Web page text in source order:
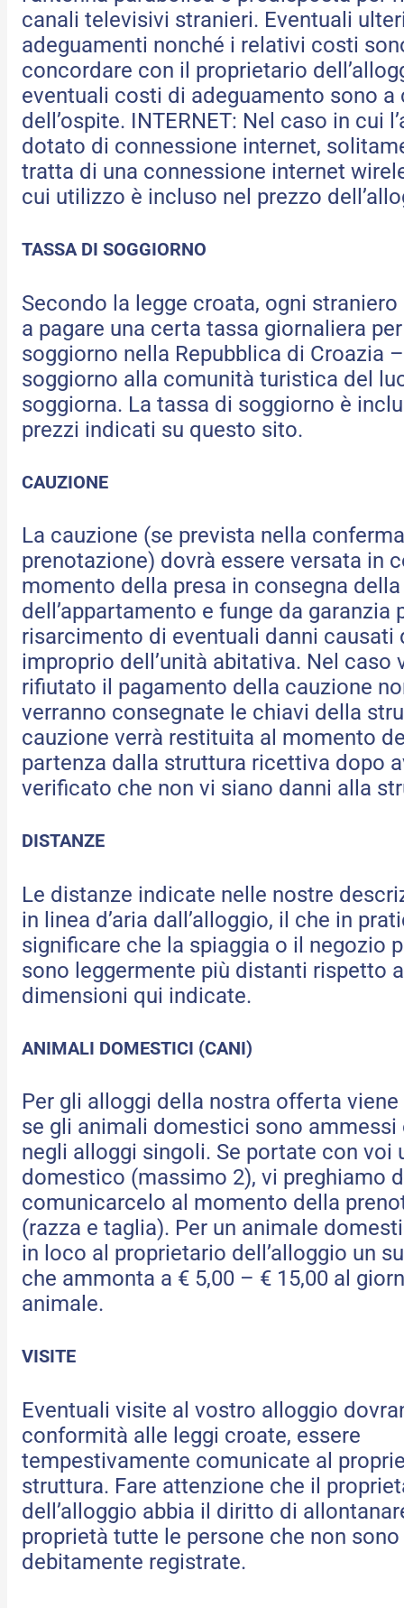
canali televisivi stranieri. Eventuali
adeguamenti nonché i relativi costi
concordare con il proprietario
eventuali costi di adeguamento sono a
dell’ospite. INTERNET: Nel caso in cui
dotato di connessione internet,
tratta di una connessione internet
cui utilizzo è incluso nel prezzo
TASSA DI SOGGIORNO
Secondo la legge croata, ogni
a pagare una certa tassa giornaliera
soggiorno nella Repubblica di Croazia
soggiorno alla comunità turistica del
soggiorna. La tassa di soggiorno è
prezzi indicati su questo sito.
CAUZIONE
La cauzione (se prevista nella
prenotazione) dovrà essere versata in
momento della presa in consegna
dell’appartamento e funge da garanzia
risarcimento di eventuali danni causati
improprio dell’unità abitativa. Nel caso
rifiutato il pagamento della cauzione
verranno consegnate le chiavi della
cauzione verrà restituita al momento
partenza dalla struttura ricettiva dopo
verificato che non vi siano danni alla
DISTANZE
Le distanze indicate nelle nostre
in linea d’aria dall’alloggio, il che in
significare che la spiaggia o il negozio
sono leggermente più distanti rispetto
dimensioni qui indicate.
ANIMALI DOMESTICI (CANI)
Per gli alloggi della nostra offerta
se gli animali domestici sono ammessi
negli alloggi singoli. Se portate con voi
domestico (massimo 2), vi preghiamo
comunicarcelo al momento della
(razza e taglia). Per un animale
in loco al proprietario dell’alloggio un
che ammonta a € 5,00 – € 15,00 al
animale.
VISITE
Eventuali visite al vostro alloggio
conformità alle leggi croate, essere
tempestivamente comunicate al
struttura. Fare attenzione che il
dell’alloggio abbia il diritto di
proprietà tutte le persone che non
debitamente registrate.